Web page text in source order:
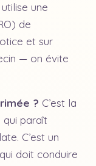
une
de
et sur
— on évite
? C’est la
qui paraît
C’est un
doit conduire